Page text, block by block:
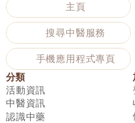
主頁
搜尋中醫服務
手機應用程式專頁
分類
活動資訊
中醫資訊
認識中藥